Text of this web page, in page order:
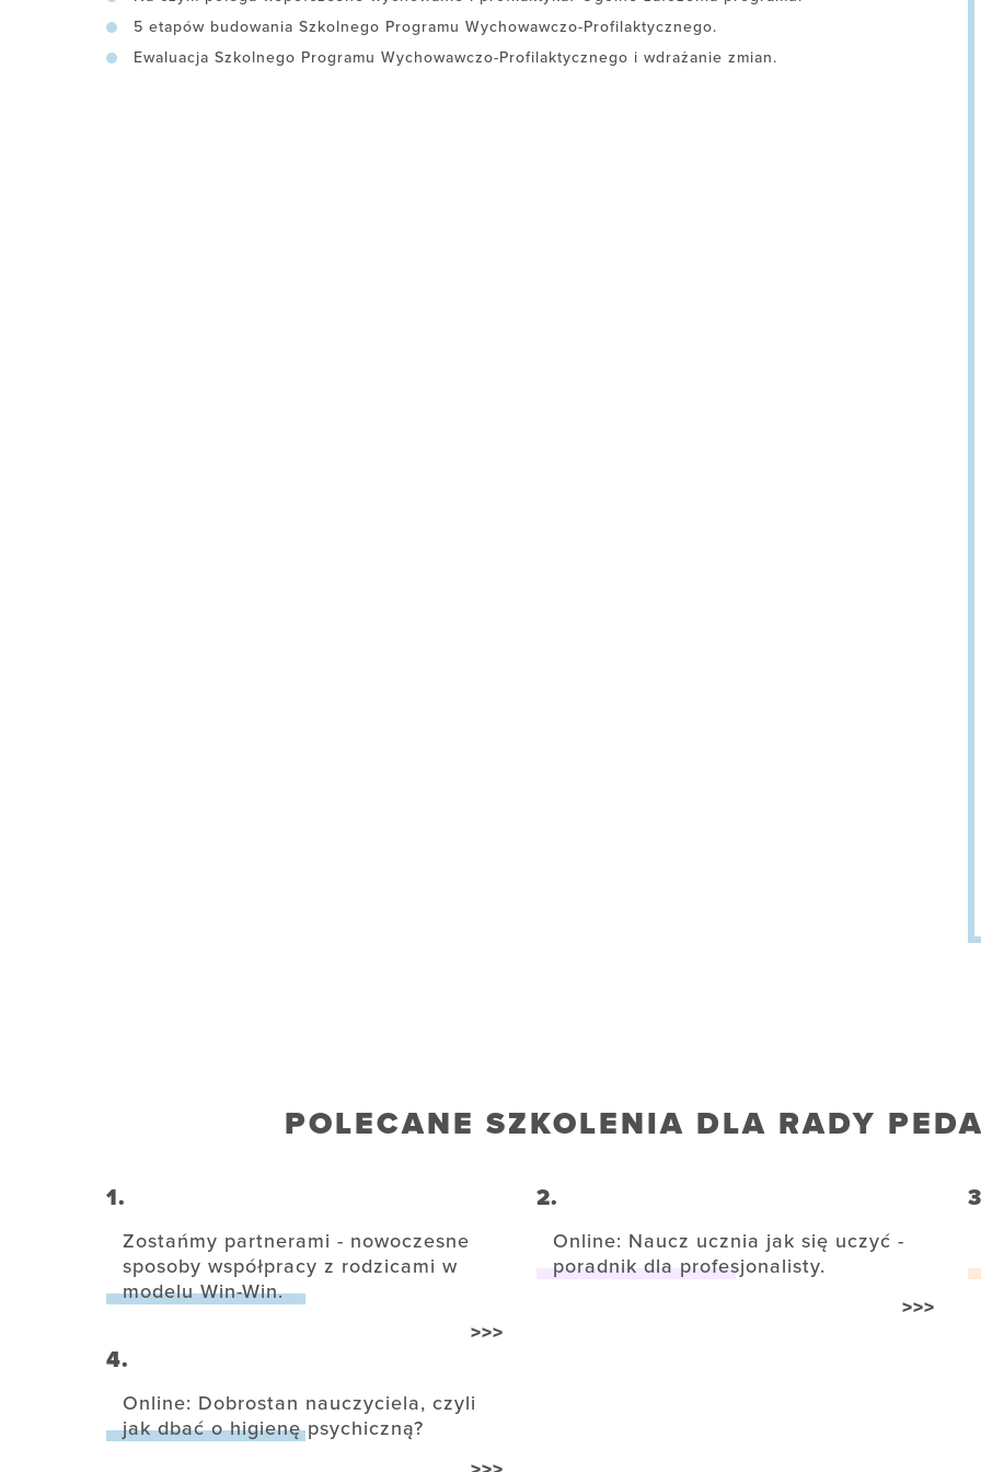
5 etapów budowania Szkolnego Programu Wychowawczo-Profilaktycznego.
Ewaluacja Szkolnego Programu Wychowawczo-Profilaktycznego i wdrażanie zmian.
POLECANE SZKOLENIA DLA RADY
1.
Zostańmy partnerami - nowoczesne
sposoby współpracy z rodzicami w
modelu Win-Win.
>>>
2.
Online: Naucz ucznia jak się uczyć -
poradnik dla profesjonalisty.
>>>
4.
Online: Dobrostan nauczyciela, czyli
jak dbać o higienę psychiczną?